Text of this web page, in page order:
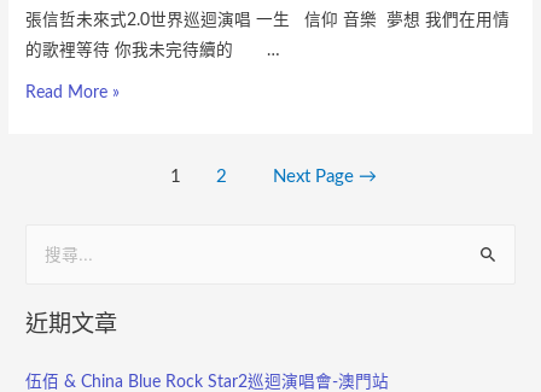
張信哲未來式2.0世界巡迴演唱 一生 信仰 音樂 夢想 我們在用情
的歌裡等待 你我未完待續的 …
Read More »
1 2 Next Page →
近期文章
伍佰 & China Blue Rock Star2巡迴演唱會-澳門站